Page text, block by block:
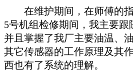
在维护期间，在师傅的指
5号机组检修期间，我主要
并且掌握了我厂主要油温、
其它传感器的工作原理及其
西也有了系统的理解。